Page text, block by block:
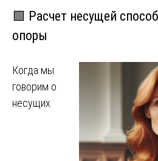
🟩 Расчет несущей
опоры
Когда мы
говорим о
несущих